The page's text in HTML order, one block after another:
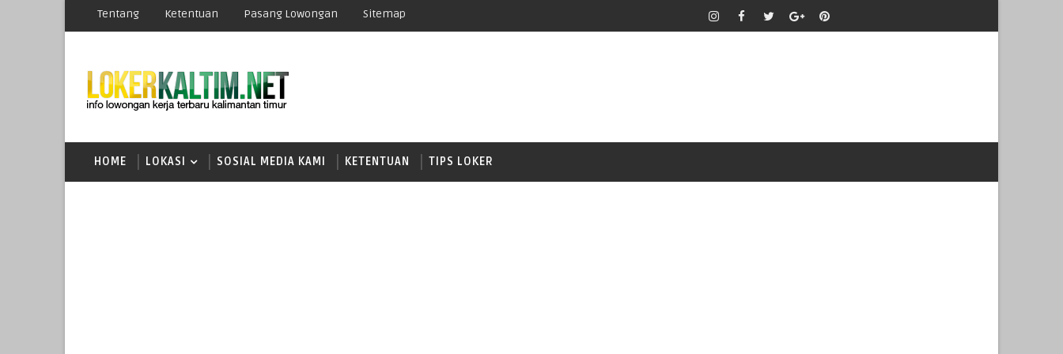
Tentang Ketentuan Pasang Lowongan Sitemap
HOME LOKASI SOSIAL MEDIA KAMI KETENTUAN TIPS LOKER